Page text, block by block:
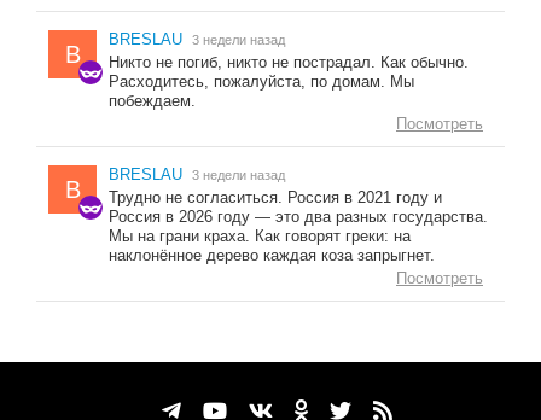
B
BRESLAU 3 недели назад
Никто не погиб, никто не пострадал. Как обычно.
Расходитесь, пожалуйста, по домам. Мы
побеждаем.
Посмотреть
B
BRESLAU 3 недели назад
Трудно не согласиться. Россия в 2021 году и
Россия в 2026 году — это два разных государства.
Мы на грани краха. Как говорят греки: на
наклонённое дерево каждая коза запрыгнет.
Посмотреть